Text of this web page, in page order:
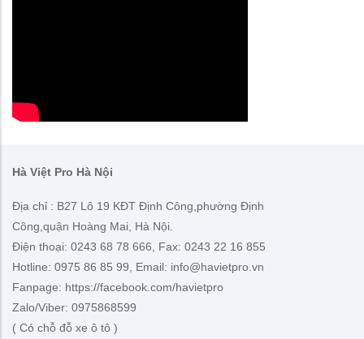
Hà Việt Pro Hà Nội
Địa chỉ : B27 Lô 19 KĐT Định Công,phường Định
Công,quận Hoàng Mai, Hà Nội.
Điện thoại: 0243 68 78 666, Fax: 0243 22 16 855
Hotline: 0975 86 85 99, Email: info@havietpro.vn
Fanpage: https://facebook.com/havietpro
Zalo/Viber: 0975868599
( Có chỗ đỗ xe ô tô )